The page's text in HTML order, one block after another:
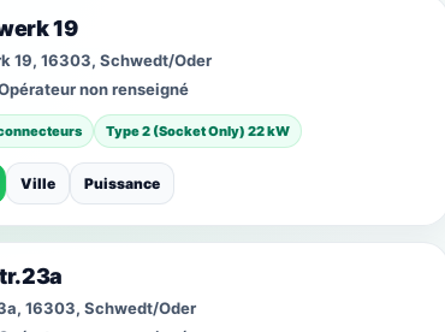
19
19, 16303, Schwedt/Oder
non renseigné
Type 2 (Socket Only) 22 kW
Ville Puissance
16303, Schwedt/Oder